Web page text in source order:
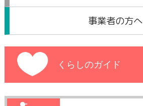
事業者の方へ
くらしのガイド